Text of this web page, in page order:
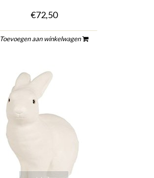
€72,50
Toevoegen aan winkelwagen